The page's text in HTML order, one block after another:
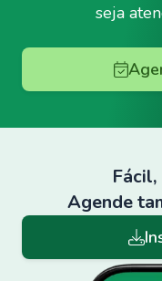
seja
Agende